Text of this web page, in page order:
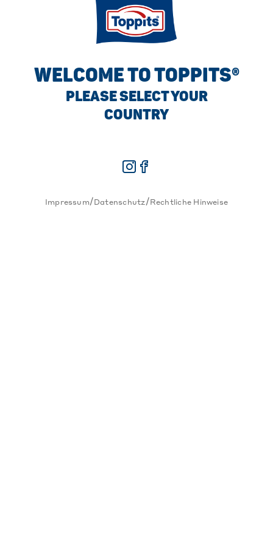
WELCOME TO TOPPITS®
PLEASE SELECT YOUR
COUNTRY
Impressum/ Datenschutz/ Rechtliche Hinweise